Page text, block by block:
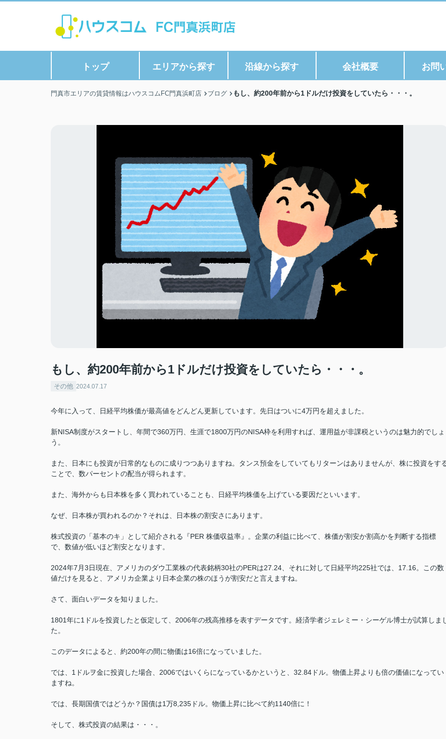
トップ エリアから探す 沿線から探す 会社概要 お問
門真市エリアの賃貸情報はハウスコムFC門真浜町店 ブログ もし、約200年前から1ドルだけ投資をしていたら・・・。
もし、約200年前から1ドルだけ投資をしていたら・・・。
その他 2024.07.17
今年に入って、日経平均株価が最高値をどんどん更新しています。先日はついに4万円を超えました。
新NISA制度がスタートし、年間で360万円、生涯で1800万円のNISA枠を利用すれば、運用益が非課税というのは魅力的でしょ
う。
また、日本にも投資が日常的なものに成りつつありますね。タンス預金をしていてもリターンはありませんが、株に投資をす
ことで、数パーセントの配当が得られます。
また、海外からも日本株を多く買われていることも、日経平均株価を上げている要因だといいます。
なぜ、日本株が買われるのか？それは、日本株の割安さにあります。
株式投資の「基本のキ」として紹介される『PER 株価収益率』。企業の利益に比べて、株価が割安か割高かを判断する指標
で、数値が低いほど割安となります。
2024年7月3日現在、アメリカのダウ工業株の代表銘柄30社のPERは27.24、それに対して日経平均225社では、17.16。この数
値だけを見ると、アメリカ企業より日本企業の株のほうが割安だと言えますね。
さて、面白いデータを知りました。
1801年に1ドルを投資したと仮定して、2006年の残高推移を表すデータです。経済学者ジェレミー・シーゲル博士が試算しま
た。
このデータによると、約200年の間に物価は16倍になっていました。
では、1ドルヲ金に投資した場合、2006ではいくらになっているかというと、32.84ドル。物価上昇よりも倍の価値になってい
ますね。
では、長期国債ではどうか？国債は1万8,235ドル。物価上昇に比べて約1140倍に！
そして、株式投資の結果は・・・。